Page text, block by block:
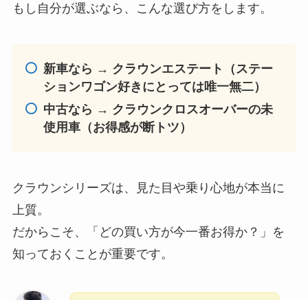
もし自分が選ぶなら、こんな選び方をします。
新車なら → クラウンエステート（ステー
ションワゴン好きにとっては唯一無二）
中古なら → クラウンクロスオーバーの未
使用車（お得感が断トツ）
クラウンシリーズは、見た目や乗り心地が本当に
上質。
だからこそ、「どの買い方が今一番お得か？」を
知っておくことが重要です。